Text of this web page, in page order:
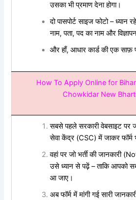
उसका भी प्रमाण देना होगा।
दो पासपोर्ट साइज फोटो–ध्यान रहे
नाम,पता,पद का नाम और
और हाँ, आधार कार्ड की एक साफ़
How To Apply Online for
Chowkidar New
सबसे पहले सरकारी वेबसाइट पर
सेवा केंद्र(CSC)में जाकर फॉर्म
वहां पर जो भर्ती की जानकारी
उसे ध्यान से पढ़ें–ताकि आपको
आ जाए।
अब फॉर्म में मांगी गई सारी